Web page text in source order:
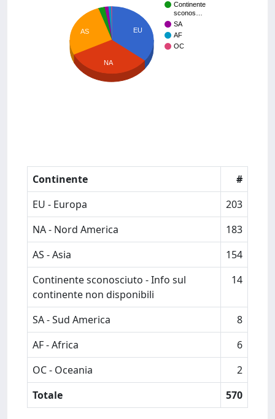
Continente
sconos…
SA
AF
OC
EU
AS
NA
Continente
#
EU - Europa
203
NA - Nord America
183
AS - Asia
154
Continente sconosciuto - Info sul
continente non disponibili
14
SA - Sud America
8
AF - Africa
6
OC - Oceania
2
Totale
570